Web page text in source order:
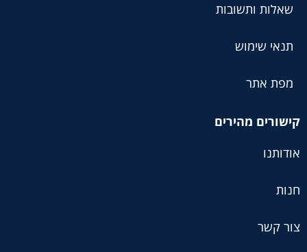
שאלות ותשובות
תנאי שימוש
מפת אתר
קישורים מהירים
אודותנו
חנות
צור קשר